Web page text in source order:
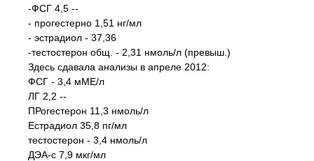
-ФСГ 4,5 --
- прогестерно 1,51 нг/мл
- эстрадиол - 37,36
-тестостерон общ. - 2,31 нмоль/л (превыш.)
Здесь сдавала анализы в апреле 2012:
ФСГ - 3,4 мМЕ/л
ЛГ 2,2 --
ПРогестерон 11,3 нмоль/л
Естрадиол 35,8 пг/мл
тестостерон - 3,4 нмоль/л
ДЭА-с 7,9 мкг/мл